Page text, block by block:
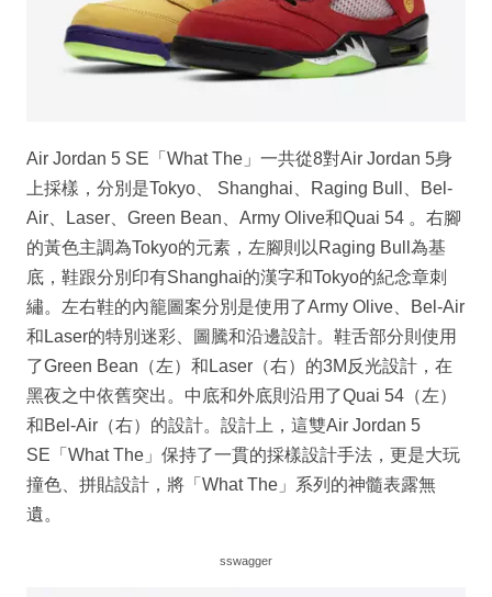
Air Jordan 5 SE「What The」一共從8對Air Jordan 5身
上採樣，分別是Tokyo、 Shanghai、Raging Bull、Bel-
Air、Laser、Green Bean、Army Olive和Quai 54 。右腳
的黃色主調為Tokyo的元素，左腳則以Raging Bull為基
底，鞋跟分別印有Shanghai的漢字和Tokyo的紀念章刺
繡。左右鞋的內籠圖案分別是使用了Army Olive、Bel-Air
和Laser的特別迷彩、圖騰和沿邊設計。鞋舌部分則使用
了Green Bean（左）和Laser（右）的3M反光設計，在
黑夜之中依舊突出。中底和外底則沿用了Quai 54（左）
和Bel-Air（右）的設計。設計上，這雙Air Jordan 5
SE「What The」保持了一貫的採樣設計手法，更是大玩
撞色、拼貼設計，將「What The」系列的神髓表露無
遺。
sswagger